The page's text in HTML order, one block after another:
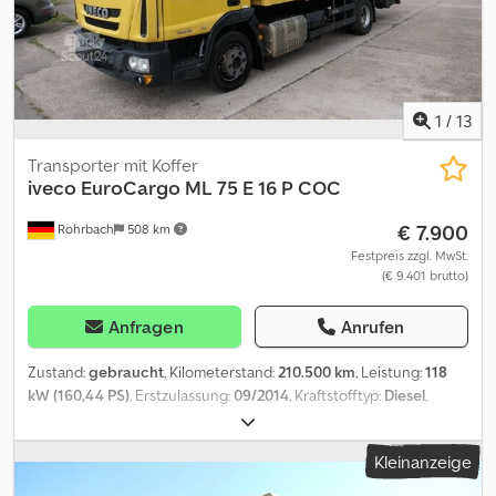
1 / 13
Rohrbach 508 km
Transporter mit Koffer
iveco EuroCargo ML 75 E 16 P COC
€ 7.900
Festpreis zzgl. MwSt.
(€ 9.401 brutto)
Anfragen Anrufen
Zustand:gebraucht, Kilometerstand:210.500 km, Leistung:118
kW (160,44 PS), Erstzulassung:09/2014, Kraftstofftyp: Diesel,
, maximales Ladegewicht:
Gesamtgewicht:7.490 kg, Kraftstoff:Diesel, Farbe:Gelb,
Fahrerkabine:Sonstige, Getriebetyp:Automatisch ,
Sonstige
Kleinanzeige